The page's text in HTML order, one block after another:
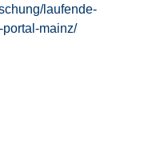
laufende-
mainz/